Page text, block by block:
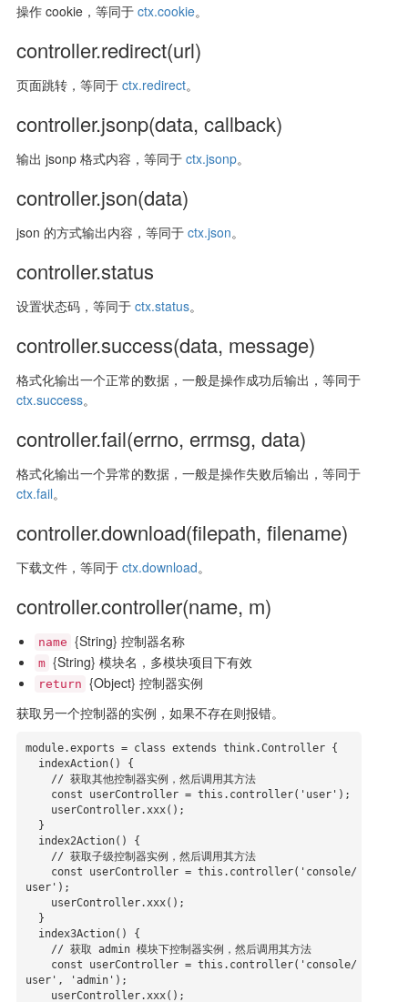
操作 cookie，等同于 ctx.cookie。
controller.redirect(url)
页面跳转，等同于 ctx.redirect。
controller.jsonp(data, callback)
输出 jsonp 格式内容，等同于 ctx.jsonp。
controller.json(data)
json 的方式输出内容，等同于 ctx.json。
controller.status
设置状态码，等同于 ctx.status。
controller.success(data, message)
格式化输出一个正常的数据，一般是操作成功后输出，等同于
ctx.success。
controller.fail(errno, errmsg, data)
格式化输出一个异常的数据，一般是操作失败后输出，等同于
ctx.fail。
controller.download(filepath, filename)
下载文件，等同于 ctx.download。
controller.controller(name, m)
name {String} 控制器名称
m {String} 模块名，多模块项目下有效
return {Object} 控制器实例
获取另一个控制器的实例，如果不存在则报错。
module.exports = class extends think.Controller {
user');
user', 'admin');